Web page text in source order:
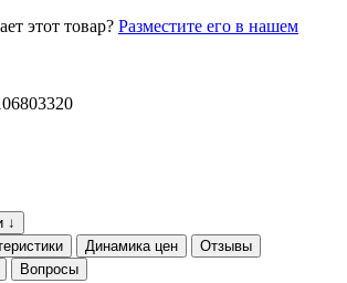
этот товар? Разместите его в нашем
↓
Динамика цен
Отзывы
Вопросы